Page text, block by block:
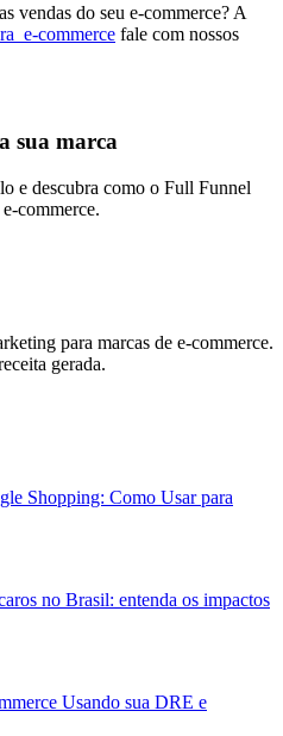
vendas do seu e-commerce? A
e-commerce fale com nossos
sua marca
e descubra como o Full Funnel
commerce.
para marcas de e-commerce.
gerada.
Shopping: Como Usar para
no Brasil: entenda os impactos
Usando sua DRE e